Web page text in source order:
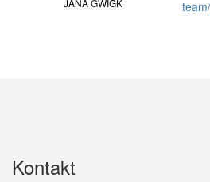
JANA GWIGK
Kontakt